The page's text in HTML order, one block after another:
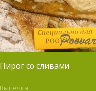
Пирог со сливами
Выпечка